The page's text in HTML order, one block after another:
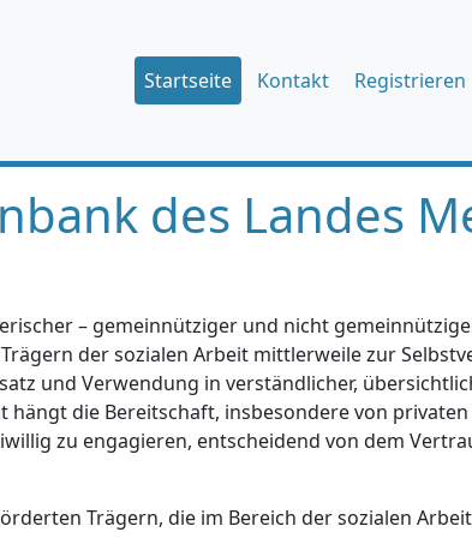
Startseite Kontakt Registrieren
des Landes
– gemeinnütziger und nicht
der sozialen Arbeit mittlerweile zur
und Verwendung in verständlicher,
die Bereitschaft, insbesondere von
zu engagieren, entscheidend von dem
Trägern, die im Bereich der sozialen